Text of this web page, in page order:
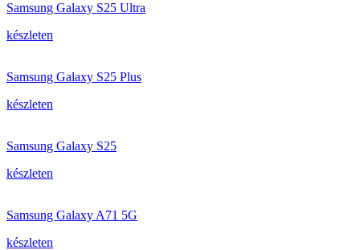
Samsung Galaxy S25 Ultra
készleten
Samsung Galaxy S25 Plus
készleten
Samsung Galaxy S25
készleten
Samsung Galaxy A71 5G
készleten